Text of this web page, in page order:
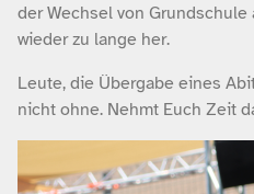
der Wechsel von
wieder zu lange her.
Leute, die Übergabe eines
nicht ohne. Nehmt Euch Zeit